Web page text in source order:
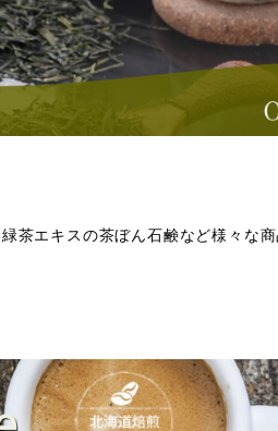
茶エキスの茶ぼん石鹸など様々な